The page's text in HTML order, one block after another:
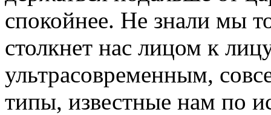
спокойнее. Не знали мы
столкнет нас лицом к
ультрасовременным,
типы, известные нам по